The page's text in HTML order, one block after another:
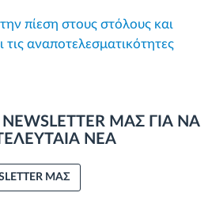
πίεση στους στόλους και
αναποτελεσματικότητες
ΜΑΣ ΓΙΑ ΝΑ
ΝΕΑ
ΜΑΣ